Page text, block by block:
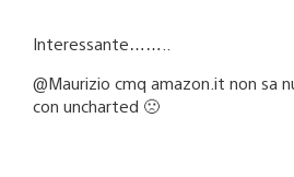
Interessante……..
@Maurizio cmq amazon.it non sa
con uncharted 🙁